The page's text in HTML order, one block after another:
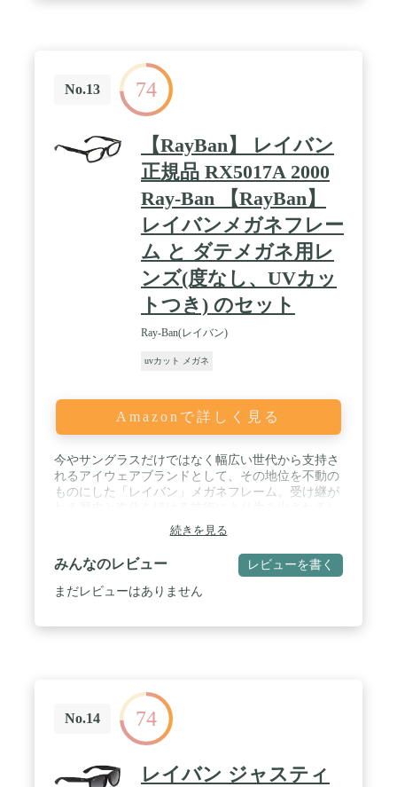
No.13 74
【RayBan】 レイバン
正規品 RX5017A 2000
Ray-Ban 【RayBan】
レイバンメガネフレー
ム と ダテメガネ用レ
ンズ(度なし、UVカッ
トつき) のセット
Ray-Ban(レイバン)
uvカット メガネ
Amazonで詳しく見る
今やサングラスだけではなく幅広い世代から支持さ
れるアイウェアブランドとして、その地位を不動の
ものにした「レイバン」メガネフレーム。受け継が
イバンフレームのたしかな品質とデザインは人々の
心を魅了してやみません。 / 引き締まったデザイン
と、スタイリッシュな雰囲気がたまらない
RX5017A。サイドを飾るトレードマークはこのモデ
ルにだけ使われるオリジナルのもの。バネ丁番を採
添付されているバーコードシールにも「RX」から
始まる商品名が記載されています。レイバンフレー
ムに限らず、一般的に度数付きに対応する商品は
「RX」の付く名称が多いようです。（オークリ
ー、アディダス等） ですが、商品のテンプルにはサ
ングラスと同様にレイバンの頭文字である「RB」か
続きを見る
みんなのレビュー レビューを書く
まだレビューはありません
No.14 74
レイバン ジャスティ